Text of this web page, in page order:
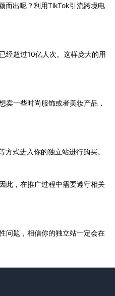
而出呢？利用TikTok引流跨境电
经超过10亿人次。这样庞大的用
一些时尚服饰或者美妆产品，
式进入你的独立站进行购买。
此，在推广过程中需要遵守相关
问题，相信你的独立站一定会在